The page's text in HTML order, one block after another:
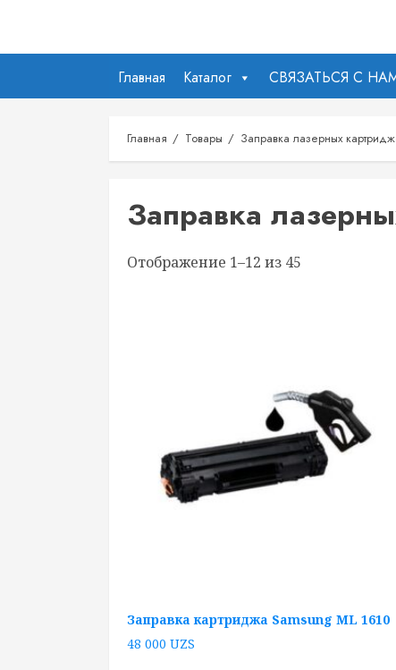
содержимому
Главная
Каталог СВЯЗАТЬСЯ С
Главная Товары Заправка лазерных
Заправка
Отображение 1–12 из 45
Заправка картриджа Samsung ML 1610
48 000 UZS